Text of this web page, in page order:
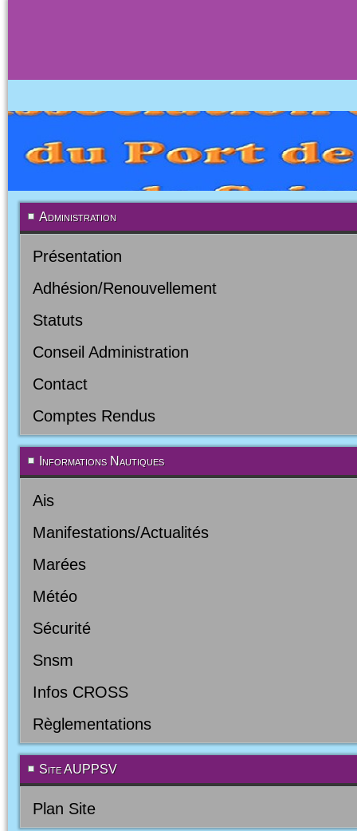
Administration
Présentation
Adhésion/Renouvellement
Statuts
Conseil Administration
Contact
Comptes Rendus
Informations Nautiques
Ais
Manifestations/Actualités
Marées
Météo
Sécurité
Snsm
Infos CROSS
Règlementations
Site AUPPSV
Plan Site